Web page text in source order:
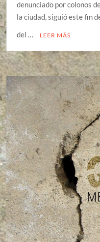
denunciado por colonos
la ciudad, siguió este fin
del …
LEER MÁS